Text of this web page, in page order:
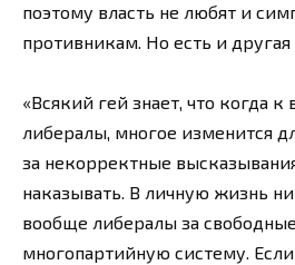
поэтому власть не любят и
противникам. Но есть и другая
«Всякий гей знает, что когда к
либералы, многое изменится
за некорректные
наказывать. В личную жизнь
вообще либералы за
многопартийную систему.